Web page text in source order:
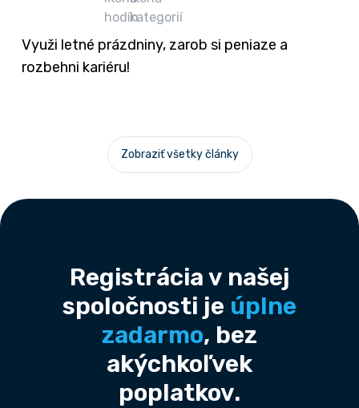
Využi letné prázdniny, zarob si peniaze a
rozbehni kariéru!
Zobraziť všetky články
Footer
Registrácia v našej
spoločnosti je úplne
zadarmo, bez
akýchkoľvek
poplatkov.